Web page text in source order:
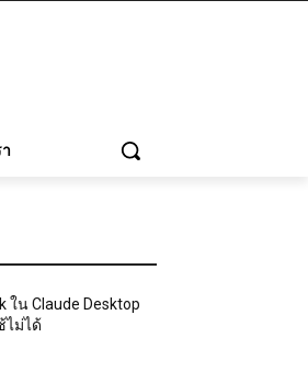
ใน Claude Desktop
ไม่ได้